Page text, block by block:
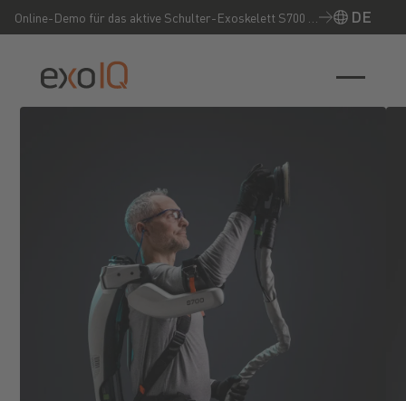
Online-Demo für das aktive Schulter-Exoskelett S700 –
Jetzt live erleben!
DE